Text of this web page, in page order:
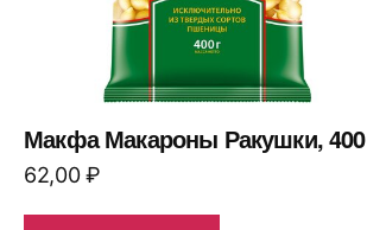
Макфа Макароны Ракушки, 400
62,00₽